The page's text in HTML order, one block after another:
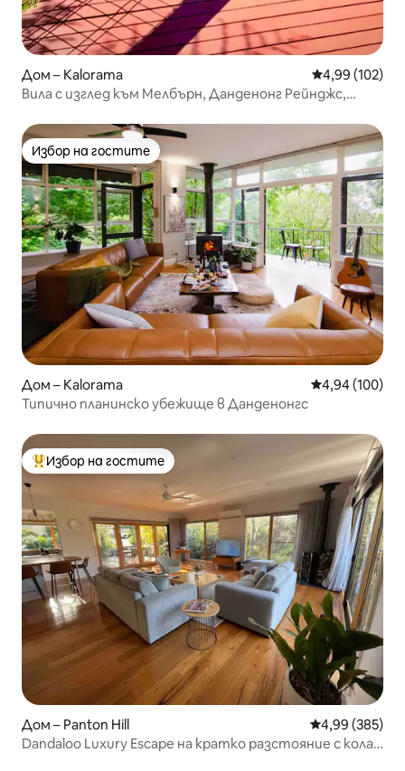
Дом – Kalorama Средна
4,99 (102)
Вила с изглед към Мелбърн, Данденонг Рейнджс,
Избор на гостите
Избор на гостите
Дом – Kalorama Средна
4,94 (100)
Типично планинско убежище в Данденонгс
Най-популярен избор на гостите
Избор на гостите
Дом – Panton Hill Средна
4,99 (385)
Dandaloo Luxury Escape на кратко разстояние с кола